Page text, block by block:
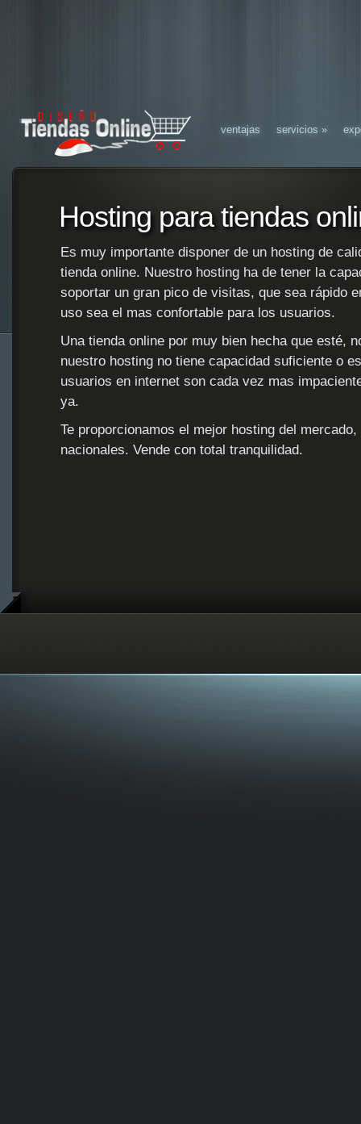
ventajas servicios »
Hosting para tiendas
Es muy importante disponer de un hosting de
tienda online. Nuestro hosting ha de tener la
soportar un gran pico de visitas, que sea rápido
uso sea el mas confortable para los usuarios.
Una tienda online por muy bien hecha que esté,
nuestro hosting no tiene capacidad suficiente o
usuarios en internet son cada vez mas
ya.
Te proporcionamos el mejor hosting del
nacionales. Vende con total tranquilidad.